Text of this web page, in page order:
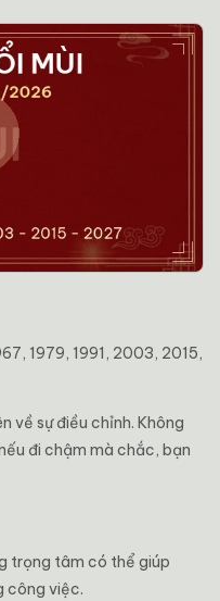
1979, 1991, 2003, 2015,
về sự điều chỉnh. Không
đi chậm mà chắc, bạn
trọng tâm có thể giúp
công việc.